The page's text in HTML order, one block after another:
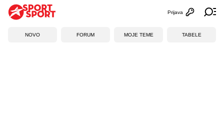
Otvori
Prijava
NOVO FORUM MOJE TEME TABELE